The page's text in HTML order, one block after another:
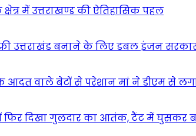
में उत्तराखण्ड की ऐतिहासिक पहल
फ्री उत्तराखंड बनाने के लिए डबल इंजन
आदत वाले बेटों से परेशान मां ने डीएम से
फिर दिखा गुलदार का आतंक, टैंट में घुसकर